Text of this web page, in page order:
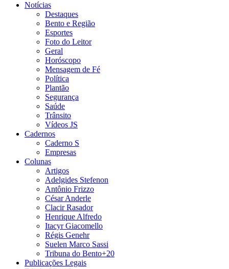
Notícias
Destaques
Bento e Região
Esportes
Foto do Leitor
Geral
Horóscopo
Mensagem de Fé
Política
Plantão
Segurança
Saúde
Trânsito
Vídeos JS
Cadernos
Caderno S
Empresas
Colunas
Artigos
Adelgides Stefenon
Antônio Frizzo
César Anderle
Clacir Rasador
Henrique Alfredo
Itacyr Giacomello
Régis Genehr
Suelen Marco Sassi
Tribuna do Bento+20
Publicações Legais